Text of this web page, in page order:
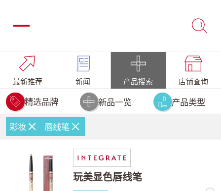
最新推荐 新闻 产品搜索 店铺查询
精选品牌 新品一览 产品类型
彩妆 唇线笔
玩美显色唇线笔